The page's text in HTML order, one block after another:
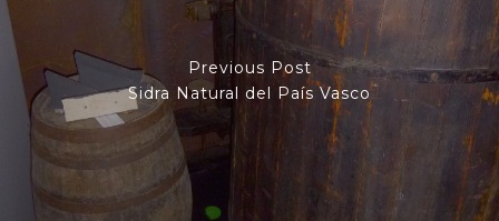
Previous Post
Sidra Natural del País Vasco